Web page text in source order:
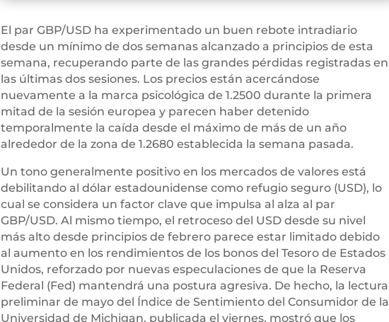
El par GBP/USD ha experimentado un buen rebote intradiario
desde un mínimo de dos semanas alcanzado a principios de esta
semana, recuperando parte de las grandes pérdidas registradas en
las últimas dos sesiones. Los precios están acercándose
nuevamente a la marca psicológica de 1.2500 durante la primera
mitad de la sesión europea y parecen haber detenido
temporalmente la caída desde el máximo de más de un año
alrededor de la zona de 1.2680 establecida la semana pasada.
Un tono generalmente positivo en los mercados de valores está
debilitando al dólar estadounidense como refugio seguro (USD), lo
cual se considera un factor clave que impulsa al alza al par
GBP/USD. Al mismo tiempo, el retroceso del USD desde su nivel
más alto desde principios de febrero parece estar limitado debido
al aumento en los rendimientos de los bonos del Tesoro de Estados
Unidos, reforzado por nuevas especulaciones de que la Reserva
Federal (Fed) mantendrá una postura agresiva. De hecho, la lectura
preliminar de mayo del Índice de Sentimiento del Consumidor de la
Universidad de Michigan, publicada el viernes, mostró que los